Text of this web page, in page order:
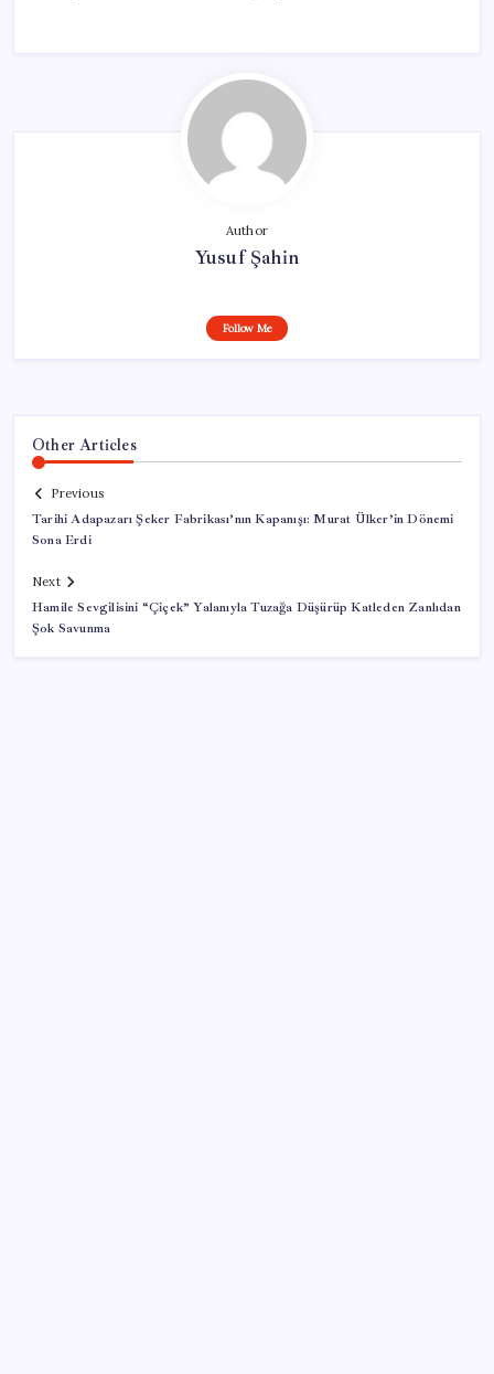
Author
Yusuf Şahin
Follow Me
Other Articles
Previous
Tarihi Adapazarı Şeker Fabrikası’nın Kapanışı: Murat Ülker’in Dönemi
Sona Erdi
Next
Hamile Sevgilisini “Çiçek” Yalanıyla Tuzağa Düşürüp Katleden Zanlıdan
Şok Savunma